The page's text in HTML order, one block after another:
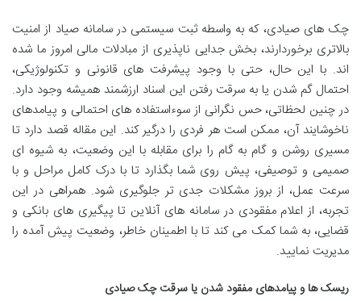
چک های صیادی، که به واسطه ثبت سیستمی در سامانه صیاد از امنیت
بالاتری برخوردارند، بخش جدایی ناپذیری از مبادلات مالی امروز ما شده
اند. با این حال، حتی با وجود پیشرفت های قانونی و تکنولوژیکی،
احتمال گم شدن یا به سرقت رفتن این اسناد ارزشمند همیشه وجود دارد.
در چنین لحظاتی، حس نگرانی از سوءاستفاده های احتمالی و پیامدهای
ناخوشایند آن، ممکن است هر فردی را درگیر کند. این مقاله قصد دارد تا
مسیری روشن و گام به گام را برای مقابله با این وضعیت، به شیوه ای
صمیمی و توصیفی، پیش روی شما بگذارد تا با درک کامل مراحل و با
سرعت عمل، از بروز مشکلات جدی تر جلوگیری شود. همراهی در این
تجربه، از اعلام مفقودی در سامانه های آنلاین تا پیگیری های بانکی و
قضایی، به شما کمک می کند تا با اطمینان خاطر، وضعیت پیش آمده را
مدیریت نمایید.
ریسک ها و پیامدهای مفقود شدن یا سرقت چک صیادی